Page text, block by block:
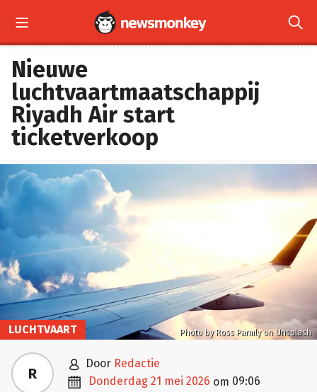
 
Nieuwe
luchtvaartmaatschappij
Riyadh Air start
ticketverkoop
Photo by Ross Parmly on Unsplash
LUCHTVAART
R  door Redactie
 donderdag 21 mei 2026 om 09:06